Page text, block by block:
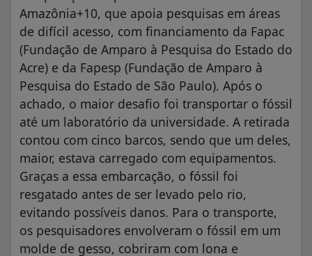
Amazônia+10, que apoia pesquisas em áreas
de difícil acesso, com financiamento da Fapac
(Fundação de Amparo à Pesquisa do Estado do
Acre) e da Fapesp (Fundação de Amparo à
Pesquisa do Estado de São Paulo). Após o
achado, o maior desafio foi transportar o fóssil
até um laboratório da universidade. A retirada
contou com cinco barcos, sendo que um deles,
maior, estava carregado com equipamentos.
Graças a essa embarcação, o fóssil foi
resgatado antes de ser levado pelo rio,
evitando possíveis danos. Para o transporte,
os pesquisadores envolveram o fóssil em um
molde de gesso, cobriram com lona e